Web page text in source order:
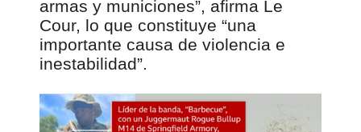
armas y municiones”, afirma Le
Cour, lo que constituye “una
importante causa de violencia e
inestabilidad”.